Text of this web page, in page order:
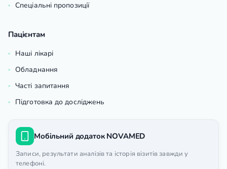
Спеціальні пропозиції
Пацієнтам
Наші лікарі
Обладнання
Часті запитання
Підготовка до досліджень
Мобільний додаток NOVAMED
Записи, результати аналізів та історія візитів завжди у
телефоні.